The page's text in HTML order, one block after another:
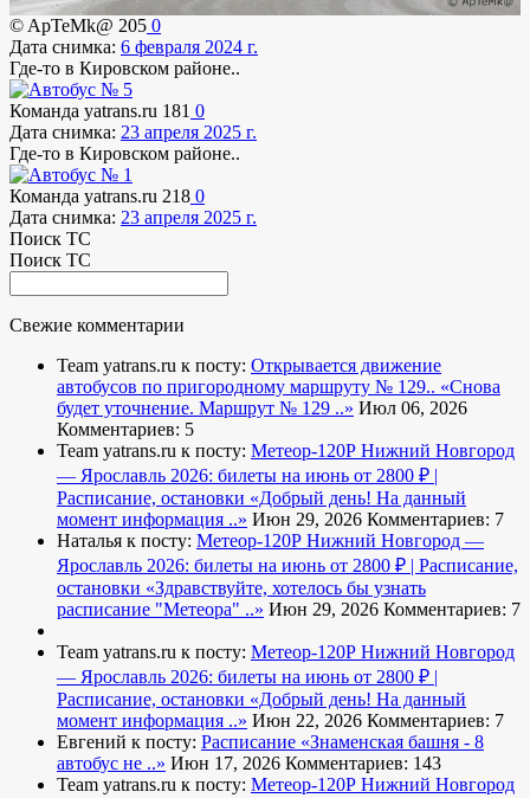
© ApTeMk@ 205 0
Дата снимка: 6 февраля 2024 г.
Где-то в Кировском районе..
Команда yatrans.ru 181 0
Дата снимка: 23 апреля 2025 г.
Где-то в Кировском районе..
Команда yatrans.ru 218 0
Дата снимка: 23 апреля 2025 г.
Поиск ТС
Поиск ТС
Свежие комментарии
Team yatrans.ru к посту: Открывается движение
автобусов по пригородному маршруту № 129.. «Снова
будет уточнение. Маршрут № 129 ..» Июл 06, 2026
Комментариев: 5
Team yatrans.ru к посту: Метеор-120Р Нижний Новгород
— Ярославль 2026: билеты на июнь от 2800 ₽ |
Расписание, остановки «Добрый день! На данный
момент информация ..» Июн 29, 2026 Комментариев: 7
Наталья к посту: Метеор-120Р Нижний Новгород —
Ярославль 2026: билеты на июнь от 2800 ₽ | Расписание,
остановки «Здравствуйте, хотелось бы узнать
расписание "Метеора" ..» Июн 29, 2026 Комментариев: 7
Team yatrans.ru к посту: Метеор-120Р Нижний Новгород
— Ярославль 2026: билеты на июнь от 2800 ₽ |
Расписание, остановки «Добрый день! На данный
момент информация ..» Июн 22, 2026 Комментариев: 7
Евгений к посту: Расписание «Знаменская башня - 8
автобус не ..» Июн 17, 2026 Комментариев: 143
Team yatrans.ru к посту: Метеор-120Р Нижний Новгород